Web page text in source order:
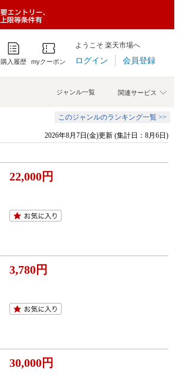
購入履歴 myクーポン
ようこそ 楽天市場へ
ログイン 会員登録
関連サービス
ジャンル一覧
このジャンルのランキング一覧 >>
2026年8月7日(金)更新 (集計日：8月6日)
22,000円
3,780円
30,000円